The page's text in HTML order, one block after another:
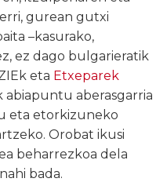
gurean gutxi
–kasurako,
ez dago bulgarieratik
eta Etxeparek
aberasgarria
eta etorkizuneko
Orobat ikusi
beharrezkoa dela
bada.